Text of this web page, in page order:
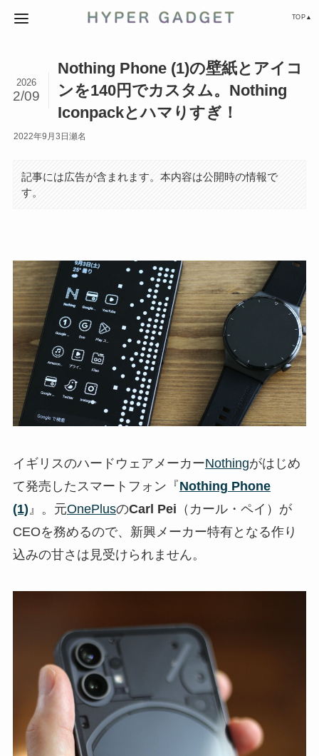
TOP▲
Nothing Phone (1)の壁紙とアイコ
ンを140円でカスタム。Nothing
Iconpackとハマりすぎ！
2026
2/09
2022年9月3日 瀬名
記事には広告が含まれます。本内容は公開時の情報で
す。
イギリスのハードウェアメーカーNothingがはじめ
て発売したスマートフォン『Nothing Phone
(1) 』。元OnePlusのCarl Pei （カール・ペイ）が
CEOを務めるので、新興メーカー特有となる作り
込みの甘さは見受けられません。